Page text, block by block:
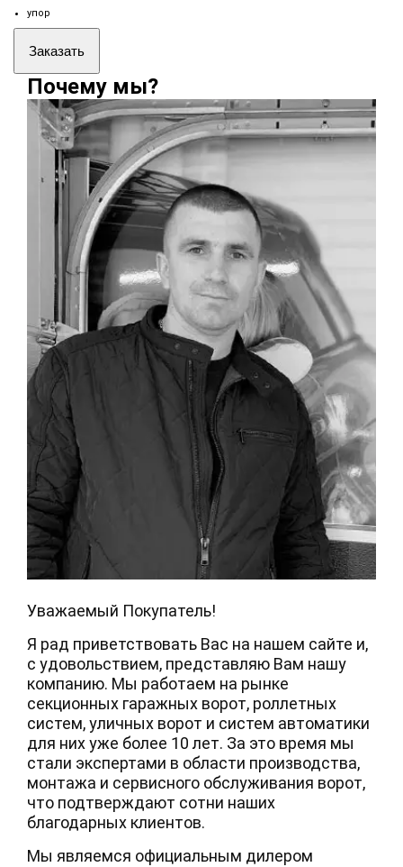
упор
Заказать
Почему мы?
Уважаемый Покупатель!
Я рад приветствовать Вас на нашем сайте и,
с удовольствием, представляю Вам нашу
компанию. Мы работаем на рынке
секционных гаражных ворот, роллетных
систем, уличных ворот и систем автоматики
для них уже более 10 лет. За это время мы
стали экспертами в области производства,
монтажа и сервисного обслуживания ворот,
что подтверждают сотни наших
благодарных клиентов.
Мы являемся официальным дилером